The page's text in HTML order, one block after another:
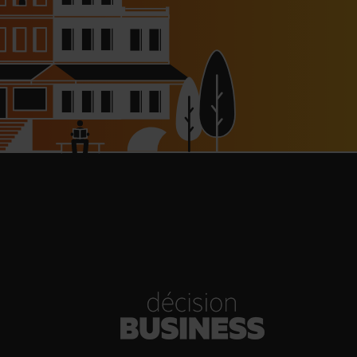
à 8 000 € pour les
l’autoroute A63
réouverte
Woman Dinners de Veuve
Clicquot de retour
Hôtels : un chiffre d’affaires